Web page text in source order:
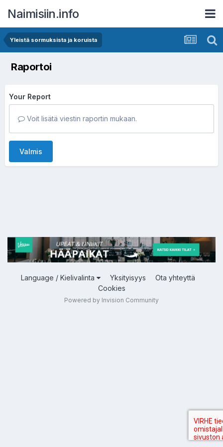
Naimisiin.info
Yleistä sormuksista ja koruista
Raportoi
Your Report
Voit lisätä viestin raportin mukaan.
Valmis
Language / Kielivalinta Yksityisyys
Ota yhteyttä
Cookies
Powered by Invision Community